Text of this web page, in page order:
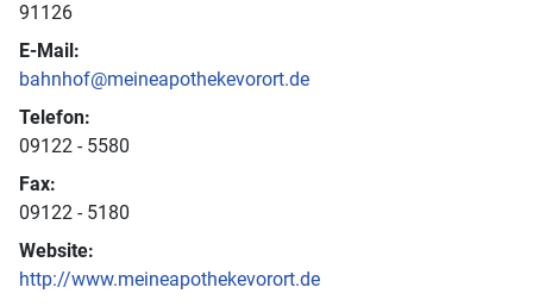
91126
E-Mail:
bahnhof@meineapothekevorort.de
Telefon:
09122 - 5580
Fax:
09122 - 5180
Website:
http://www.meineapothekevorort.de